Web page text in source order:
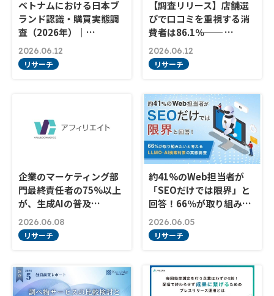
ベトナムにおける日本ブ
ランド認識・購買実態調
査（2026年）｜…
2026.06.12
リサーチ
【調査リリース】店舗選
びで口コミを重視する消
費者は86.1％── …
2026.06.12
リサーチ
企業のマーケティング部
門最終責任者の75%以上
が、生成AIの普及…
2026.06.08
リサーチ
約41%のWeb担当者が
「SEOだけでは限界」と
回答！66％が取り組み…
2026.06.05
リサーチ